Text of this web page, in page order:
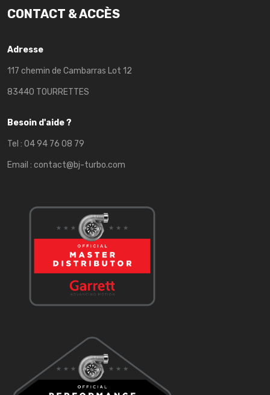
CONTACT & ACCÈS
Adresse
117 chemin de Cambarras Lot 12
83440 TOURRETTES
Besoin d'aide ?
Tel : 04 94 76 08 79
Email : contact@bj-turbo.com